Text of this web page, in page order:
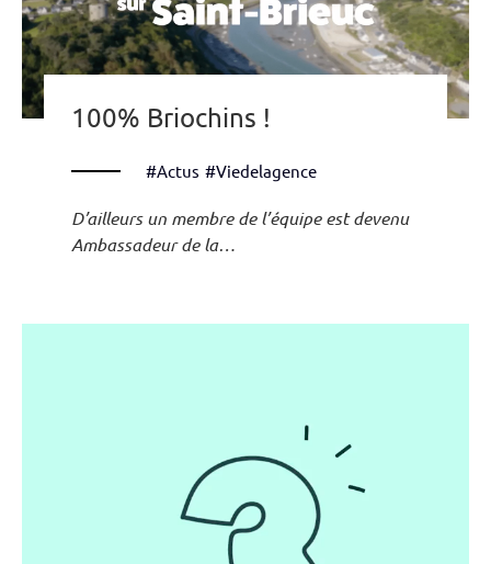
100% Briochins !
#Actus #Viedelagence
D’ailleurs un membre de l’équipe est devenu
Ambassadeur de la…